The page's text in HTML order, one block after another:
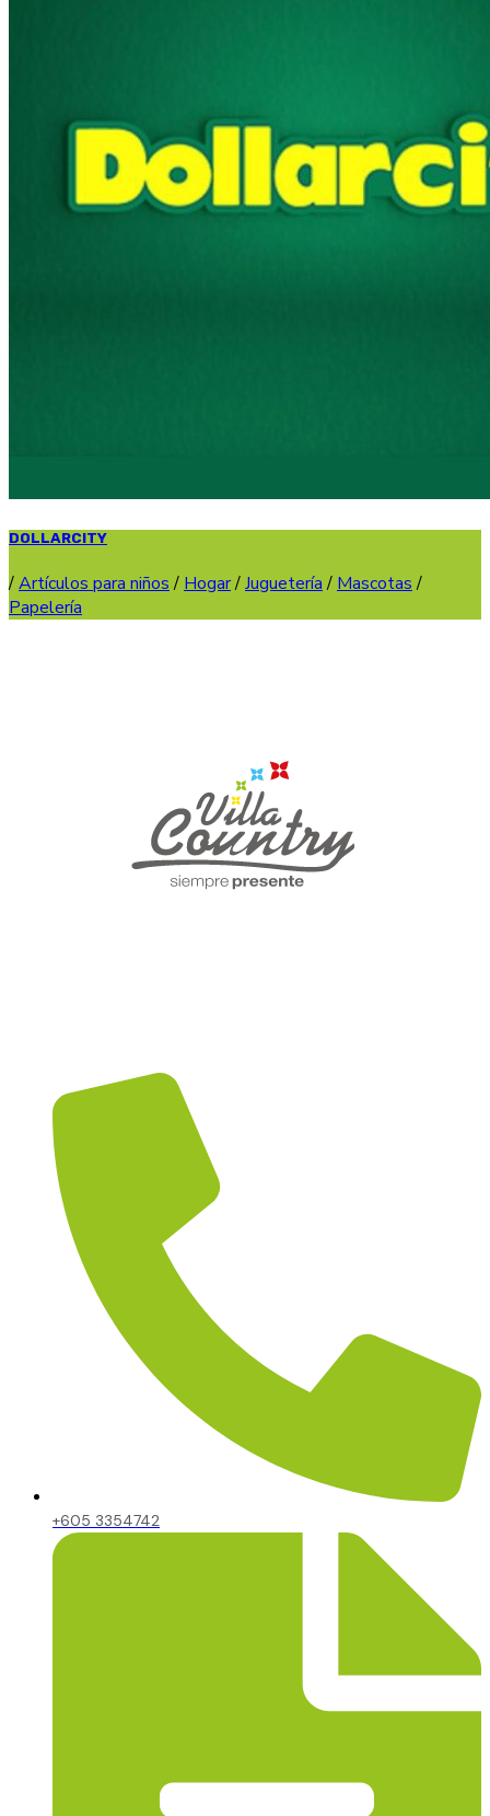
DOLLARCITY
/Artículos para niños/ Hogar/Juguetería/ Mascotas/
Papelería
+605 3354742